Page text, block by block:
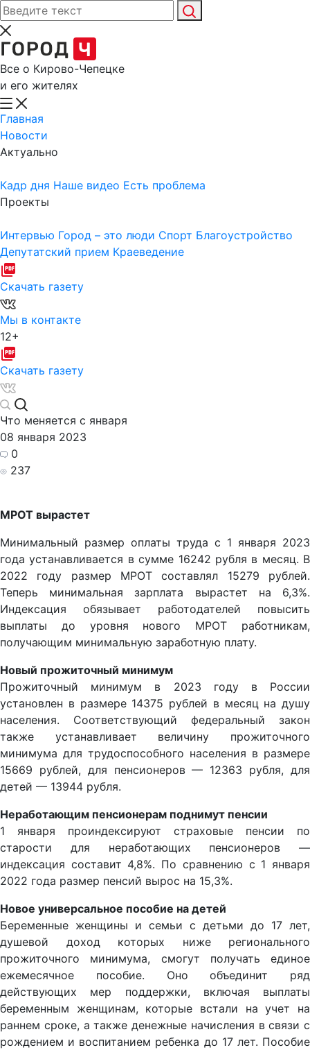
Все о Кирово-Чепецке
и его жителях
Главная
Новости
Актуально
Кадр дня Наше видео Есть проблема
Проекты
Интервью Город – это люди Спорт Благоустройство
Депутатский прием Краеведение
Скачать газету
Мы в контакте
12+
Скачать газету
Что меняется с января
08 января 2023
0
237
МРОТ вырастет
Минимальный размер оплаты труда с 1 января 2023
года устанавливается в сумме 16242 рубля в месяц. В
2022 году размер МРОТ составлял 15279 рублей.
Теперь минимальная зарплата вырастет на 6,3%.
Индексация обязывает работодателей повысить
выплаты до уровня нового МРОТ работникам,
получающим минимальную заработную плату.
Новый прожиточный минимум
Прожиточный минимум в 2023 году в России
установлен в размере 14375 рублей в месяц на душу
населения. Соответствующий федеральный закон
также устанавливает величину прожиточного
минимума для трудоспособного населения в размере
15669 рублей, для пенсионеров — 12363 рубля, для
детей — 13944 рубля.
Неработающим пенсионерам поднимут пенсии
1 января проиндексируют страховые пенсии по
старости для неработающих пенсионеров —
индексация составит 4,8%. По сравнению с 1 января
2022 года размер пенсий вырос на 15,3%.
Новое универсальное пособие на детей
Беременные женщины и семьи с детьми до 17 лет,
душевой доход которых ниже регионального
прожиточного минимума, смогут получать единое
ежемесячное пособие. Оно объединит ряд
действующих мер поддержки, включая выплаты
беременным женщинам, которые встали на учет на
раннем сроке, а также денежные начисления в связи с
рождением и воспитанием ребенка до 17 лет. Пособие